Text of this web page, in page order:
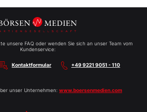
unsere FAQ oder wenden Sie sich an unser Team vom
Kundenservice:
Kontaktformular +49 9221 9051 - 110
unser Unternehmen: www.boersenmedien.com